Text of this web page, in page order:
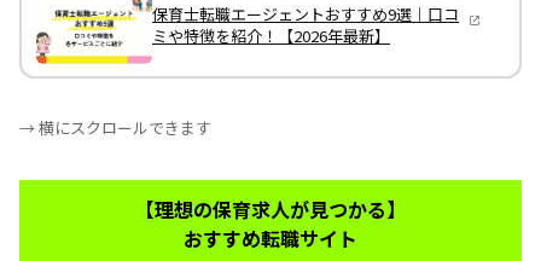
保育士転職エージェントおすすめ9選｜口コ
ミや特徴を紹介！【2026年最新】
→ 横にスクロールできます
【理想の保育求人が見つかる】
おすすめ転職サイト